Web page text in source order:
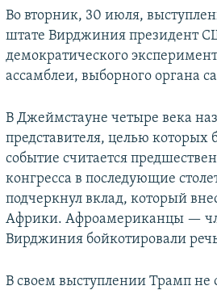
Во вторник, 30 июля,
штате Вирджиния президент
демократического
ассамблеи, выборного органа
В Джеймстауне четыре века
представителя, целью которых
событие считается
конгресса в последующие
подчеркнул вклад, который
Африки. Афроамериканцы —
Вирджиния бойкотировали
В своем выступлении Трамп не